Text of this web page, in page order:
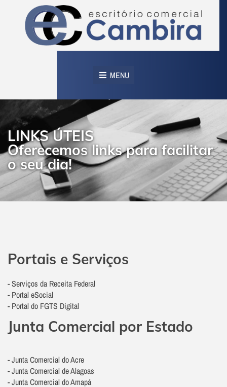
MENU
LINKS ÚTEIS
Oferecemos links para facilitar
o seu dia!
Portais e Serviços
- Serviços da Receita Federal
- Portal eSocial
- Portal do FGTS Digital
Junta Comercial por Estado
- Junta Comercial do Acre
- Junta Comercial de Alagoas
- Junta Comercial do Amapá